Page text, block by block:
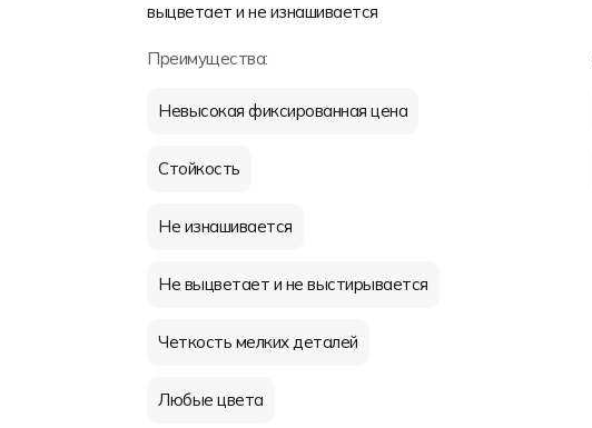
выцветает и не изнашивается
Преимущества:
Невысокая фиксированная цена
Стойкость
Не изнашивается
Не выцветает и не выстирывается
Четкость мелких деталей
Любые цвета